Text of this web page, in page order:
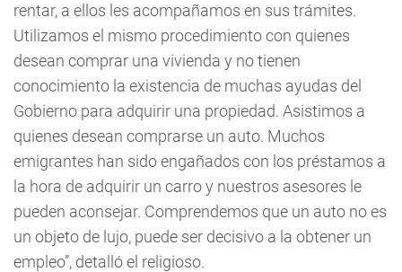
rentar, a ellos les acompañamos en sus trámites.
Utilizamos el mismo procedimiento con quienes
desean comprar una vivienda y no tienen
conocimiento la existencia de muchas ayudas del
Gobierno para adquirir una propiedad. Asistimos a
quienes desean comprarse un auto. Muchos
emigrantes han sido engañados con los préstamos a
la hora de adquirir un carro y nuestros asesores le
pueden aconsejar. Comprendemos que un auto no es
un objeto de lujo, puede ser decisivo a la obtener un
empleo”, detalló el religioso.